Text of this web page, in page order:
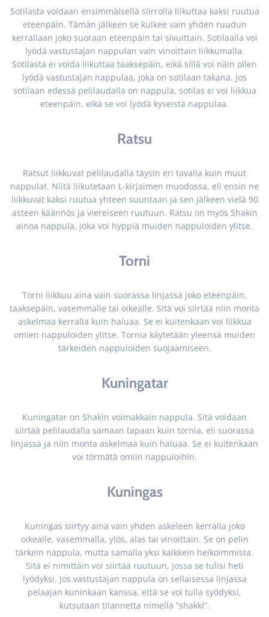
Sotilasta voidaan ensimmäisellä siirrolla liikuttaa kaksi ruutua
eteenpäin. Tämän jälkeen se kulkee vain yhden ruudun
kerrallaan joko suoraan eteenpäin tai sivuittain. Sotilaalla voi
lyödä vastustajan nappulan vain vinoittain liikkumalla.
Sotilasta ei voida liikuttaa taaksepäin, eikä sillä voi näin ollen
lyödä vastustajan nappulaa, joka on sotilaan takana. Jos
sotilaan edessä pelilaudalla on nappula, sotilas ei voi liikkua
eteenpäin, eikä se voi lyödä kyseistä nappulaa.
Ratsu
Ratsut liikkuvat pelilaudalla täysin eri tavalla kuin muut
nappulat. Niitä liikutetaan L-kirjaimen muodossa, eli ensin ne
liikkuvat kaksi ruutua yhteen suuntaan ja sen jälkeen vielä 90
asteen käännös ja viereiseen ruutuun. Ratsu on myös Shakin
ainoa nappula, joka voi hyppiä muiden nappuloiden ylitse.
Torni
Torni liikkuu aina vain suorassa linjassa joko eteenpäin,
taaksepäin, vasemmalle tai oikealle. Sitä voi siirtää niin monta
askelmaa kerralla kuin haluaa. Se ei kuitenkaan voi liikkua
omien nappuloiden ylitse. Tornia käytetään yleensä muiden
tärkeiden nappuloiden suojaamiseen.
Kuningatar
Kuningatar on Shakin voimakkain nappula. Sitä voidaan
siirtää pelilaudalla samaan tapaan kuin tornia, eli suorassa
linjassa ja niin monta askelmaa kuin haluaa. Se ei kuitenkaan
voi törmätä omiin nappuloihin.
Kuningas
Kuningas siirtyy aina vain yhden askeleen kerralla joko
oikealle, vasemmalla, ylös, alas tai vinoittain. Se on pelin
tärkein nappula, mutta samalla yksi kaikkein heikoimmista.
Sitä ei nimittäin voi siirtää ruutuun, jossa se tulisi heti
lyödyksi. Jos vastustajan nappula on sellaisessa linjassa
pelaajan kuninkaan kanssa, että se voi tulla syödyksi,
kutsutaan tilannetta nimellä ”shakki”.